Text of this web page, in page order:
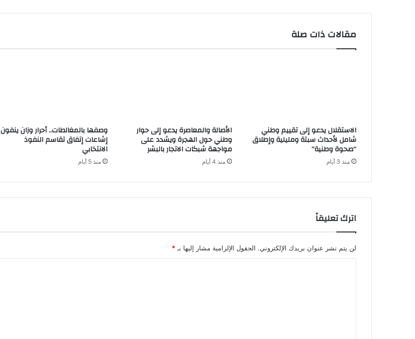
مقالات ذات صلة
الاستقلال يدعو إلى تقييم وطني
شامل لأحداث سبتة ومليلية وإطلاق
“صحوة وطنية”
منذ 3 أيام
الأصالة والمعاصرة يدعو إلى حوار
وطني حول الهجرة ويشدد على
مواجهة شبكات الاتجار بالبشر
منذ 4 أيام
وصفها بالمغالطات.. أحرار وزان ينفون
إشاعات إتفاق تقاسم النفوذ
الانتخابي
منذ 5 أيام
اترك تعليقاً
لن يتم نشر عنوان بريدك الإلكتروني. الحقول الإلزامية مشار إليها بـ*